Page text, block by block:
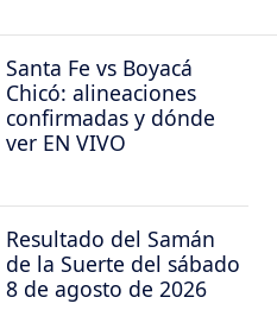
Santa Fe vs Boyacá
Chicó: alineaciones
confirmadas y dónde
ver EN VIVO
Resultado del Samán
de la Suerte del sábado
8 de agosto de 2026